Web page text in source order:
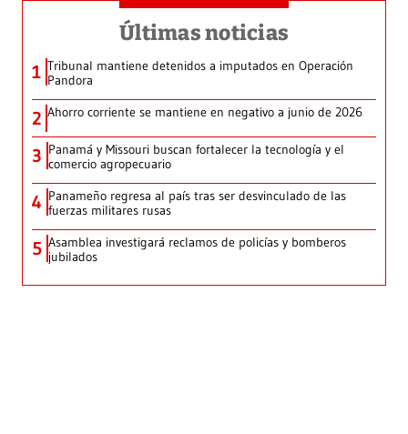
Últimas noticias
1 Tribunal mantiene detenidos a imputados en Operación
Pandora
2 Ahorro corriente se mantiene en negativo a junio de 2026
3 Panamá y Missouri buscan fortalecer la tecnología y el
comercio agropecuario
4 Panameño regresa al país tras ser desvinculado de las
fuerzas militares rusas
5 Asamblea investigará reclamos de policías y bomberos
jubilados